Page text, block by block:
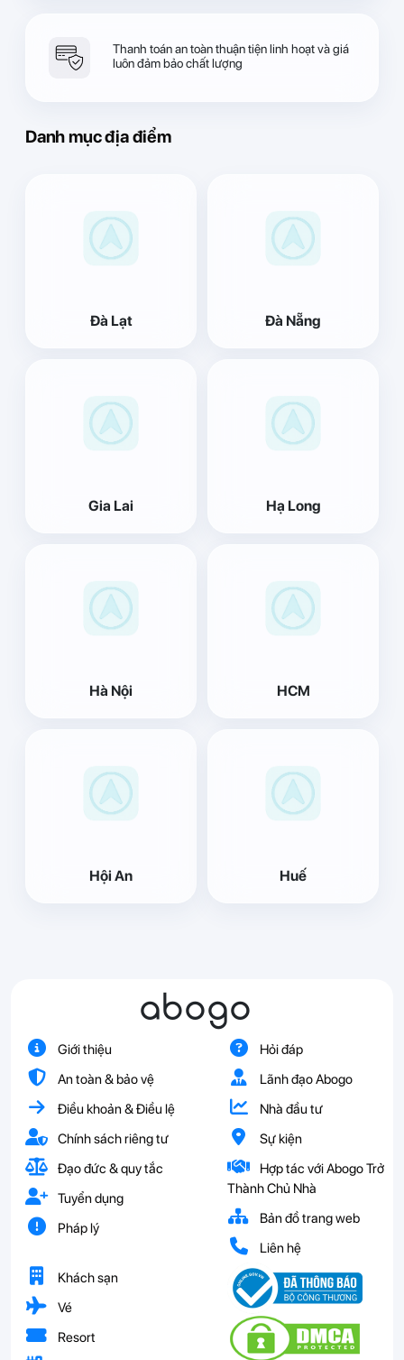
Thanh toán an toàn thuận tiện linh hoạt và giá
luôn đảm bảo chất lượng
Danh mục địa điểm
Đà Lạt Đà Nẵng
Gia Lai Hạ Long
Hà Nội HCM
Hội An Huế
abogo
Giới thiệu
An toàn & bảo vệ
Điều khoản & Điều lệ
Chính sách riêng tư
Đạo đức & quy tắc
Tuyển dụng
Pháp lý
Hỏi đáp
Lãnh đạo Abogo
Nhà đầu tư
Sự kiện
Hợp tác với Abogo Trở
Thành Chủ Nhà
Bản đồ trang web
Liên hệ
Khách sạn
Vé
Resort